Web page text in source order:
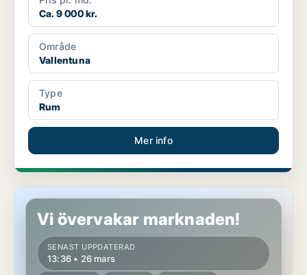
Ca. 9 000 kr.
Område
Vallentuna
Type
Rum
Mer info
Rum i Vallentuna
Vi övervakar marknaden!
SENAST UPPDATERAD
13:36 • 26 mars